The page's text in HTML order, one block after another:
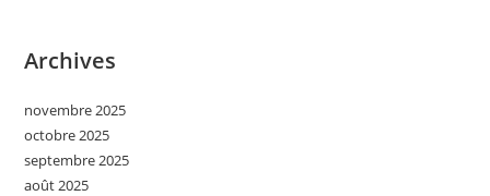
Archives
novembre 2025
octobre 2025
septembre 2025
août 2025